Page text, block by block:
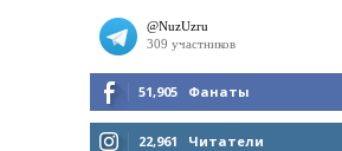
51,905 Фанаты
МНЕ НРАВИТСЯ
22,961 Читатели